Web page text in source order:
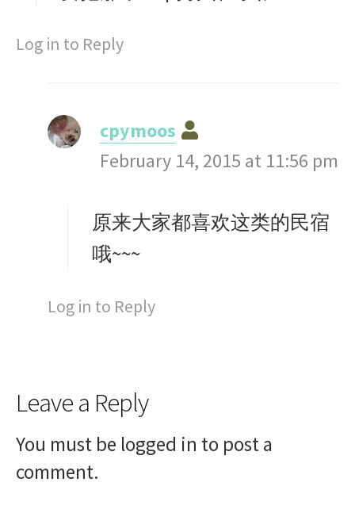
Log in to Reply
cpymoos
a
s
February 14, 2015 at 11:56 pm
原来大家都喜欢这类的民宿
哦~~~
Log in to Reply
Leave a Reply
You must be logged in to post a
comment.